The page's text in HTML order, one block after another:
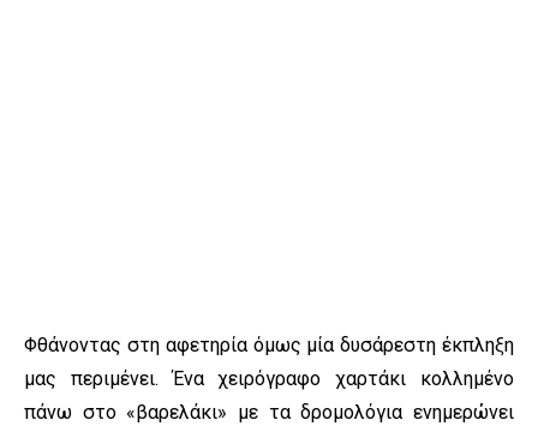
Φθάνοντας στη αφετηρία όμως μία δυσάρεστη έκπληξη
μας περιμένει. Ένα χειρόγραφο χαρτάκι κολλημένο
πάνω στο «βαρελάκι» με τα δρομολόγια ενημερώνει